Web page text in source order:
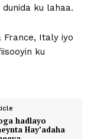
ku lahaa.
Italy iyo
ku
hadlayo
Hay’adaha